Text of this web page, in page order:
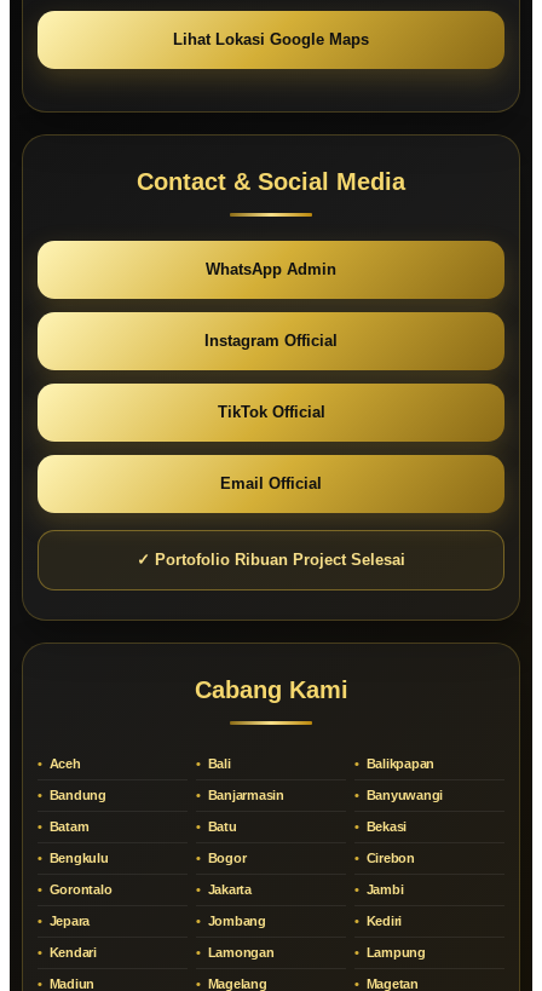
Lihat Lokasi Google Maps
Contact & Social Media
WhatsApp Admin
Instagram Official
TikTok Official
Email Official
✓ Portofolio Ribuan Project Selesai
Cabang Kami
Aceh Bali Balikpapan
Bandung Banjarmasin Banyuwangi
Batam Batu Bekasi
Bengkulu Bogor Cirebon
Gorontalo Jakarta Jambi
Jepara Jombang Kediri
Kendari Lamongan Lampung
Madiun Magelang Magetan